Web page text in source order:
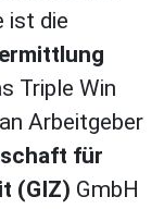
ist die
Triple Win
Arbeitgeber
für
(GIZ) GmbH